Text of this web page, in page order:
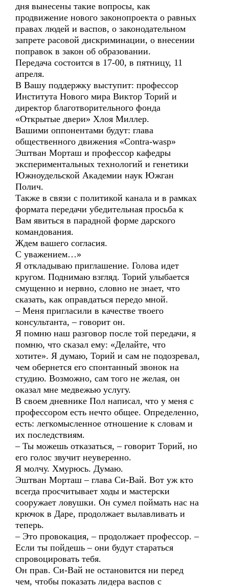
дня вынесены такие вопросы, как
продвижение нового законопроекта о равных
правах людей и васпов, о законодательном
запрете расовой дискриминации, о внесении
поправок в закон об образовании.
Передача состоится в 17-00, в пятницу, 11
апреля.
В Вашу поддержку выступит: профессор
Института Нового мира Виктор Торий и
директор благотворительного фонда
«Открытые двери» Хлоя Миллер.
Вашими оппонентами будут: глава
общественного движения «Contra-wasp»
Эштван Морташ и профессор кафедры
экспериментальных технологий и генетики
Южноудельской Академии наук Южган
Полич.
Также в связи с политикой канала и в рамках
формата передачи убедительная просьба к
Вам явиться в парадной форме дарского
командования.
Ждем вашего согласия.
С уважением…»
Я откладываю приглашение. Голова идет
кругом. Поднимаю взгляд. Торий улыбается
смущенно и нервно, словно не знает, что
сказать, как оправдаться передо мной.
– Меня пригласили в качестве твоего
консультанта, – говорит он.
Я помню наш разговор после той передачи, я
помню, что сказал ему: «Делайте, что
хотите». Я думаю, Торий и сам не подозревал,
чем обернется его спонтанный звонок на
студию. Возможно, сам того не желая, он
оказал мне медвежью услугу.
В своем дневнике Пол написал, что у меня с
профессором есть нечто общее. Определенно,
есть: легкомысленное отношение к словам и
их последствиям.
– Ты можешь отказаться, – говорит Торий, но
его голос звучит неуверенно.
Я молчу. Хмурюсь. Думаю.
Эштван Морташ – глава Си-Вай. Вот уж кто
всегда просчитывает ходы и мастерски
сооружает ловушки. Он сумел поймать нас на
крючок в Даре, продолжает вылавливать и
теперь.
– Это провокация, – продолжает профессор. –
Если ты пойдешь – они будут стараться
спровоцировать тебя.
Он прав. Си-Вай не остановится ни перед
чем, чтобы показать лидера васпов с